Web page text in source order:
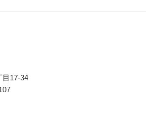
目17-34